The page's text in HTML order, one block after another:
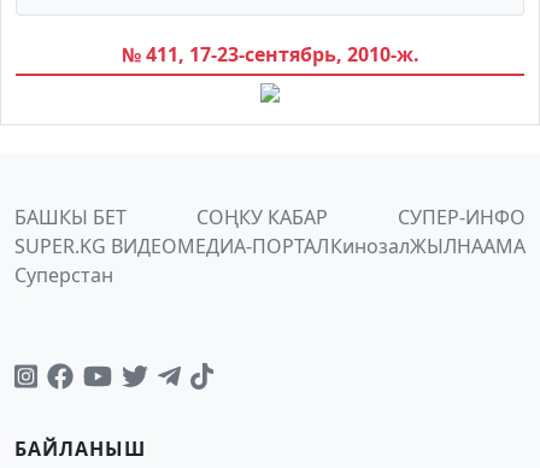
№ 411, 17-23-сентябрь, 2010-ж.
БАШКЫ БЕТ СОҢКУ КАБАР
СУПЕР-ИНФО
SUPER.KG ВИДЕОМЕДИА-ПОРТАЛКинозалЖЫЛНААМА
Суперстан
БАЙЛАНЫШ